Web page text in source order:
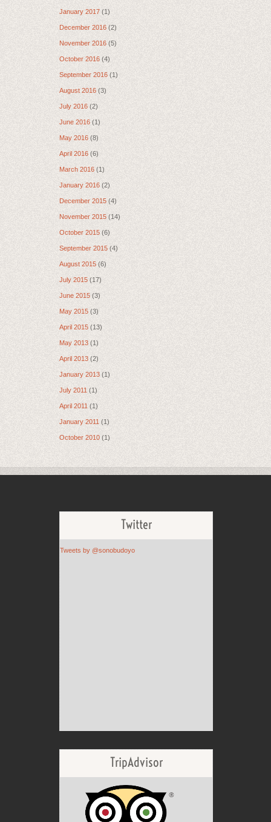
January 2017 (1)
December 2016 (2)
November 2016 (5)
October 2016 (4)
September 2016 (1)
August 2016 (3)
July 2016 (2)
June 2016 (1)
May 2016 (8)
April 2016 (6)
March 2016 (1)
January 2016 (2)
December 2015 (4)
November 2015 (14)
October 2015 (6)
September 2015 (4)
August 2015 (6)
July 2015 (17)
June 2015 (3)
May 2015 (3)
April 2015 (13)
May 2013 (1)
April 2013 (2)
January 2013 (1)
July 2011 (1)
April 2011 (1)
January 2011 (1)
October 2010 (1)
Twitter
Tweets by @sonobudoyo
TripAdvisor